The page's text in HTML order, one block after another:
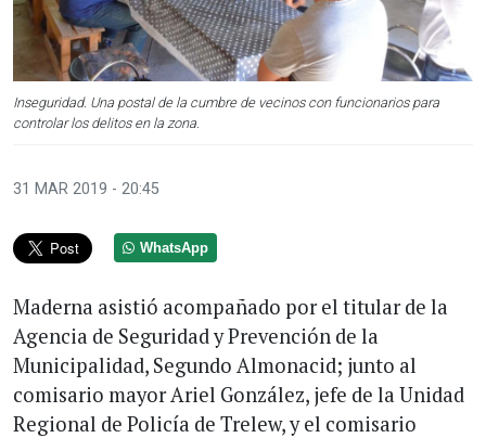
Inseguridad. Una postal de la cumbre de vecinos con funcionarios para
controlar los delitos en la zona.
31 MAR 2019 - 20:45
WhatsApp
Maderna asistió acompañado por el titular de la
Agencia de Seguridad y Prevención de la
Municipalidad, Segundo Almonacid; junto al
comisario mayor Ariel González, jefe de la Unidad
Regional de Policía de Trelew, y el comisario